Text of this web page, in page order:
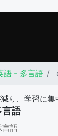
語 - 多言語
り、学習に集
言語
言語